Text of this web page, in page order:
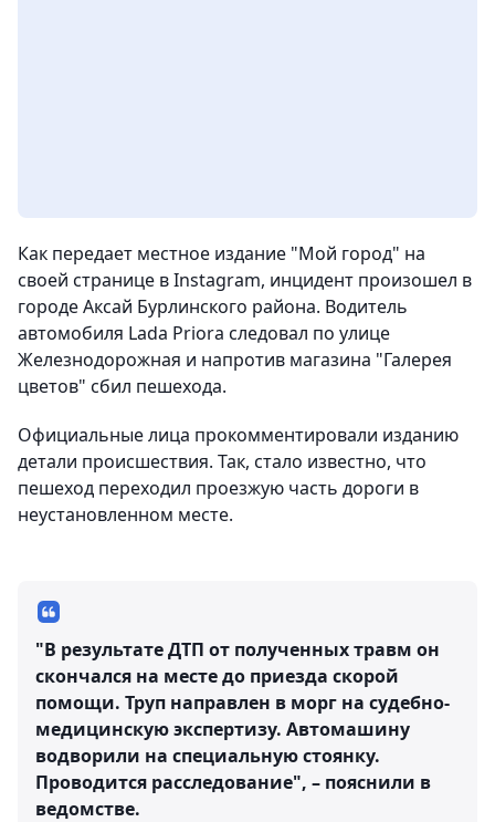
Как передает местное издание "Мой город" на
своей странице в Instagram, инцидент произошел в
городе Аксай Бурлинского района. Водитель
автомобиля Lada Priora следовал по улице
Железнодорожная и напротив магазина "Галерея
цветов" сбил пешехода.
Официальные лица прокомментировали изданию
детали происшествия. Так, стало известно, что
пешеход переходил проезжую часть дороги в
неустановленном месте.
"В результате ДТП от полученных травм он
скончался на месте до приезда скорой
помощи. Труп направлен в морг на судебно-
медицинскую экспертизу. Автомашину
водворили на специальную стоянку.
Проводится расследование", – пояснили в
ведомстве.